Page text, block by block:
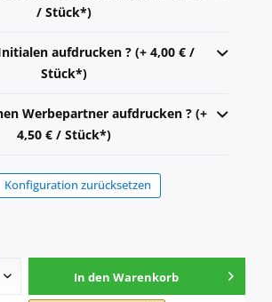
/ Stück*)
aufdrucken ? (+ 4,00 € /
Stück*)
Werbepartner aufdrucken ? (+
4,50 € / Stück*)
Konfiguration zurücksetzen
In den Warenkorb